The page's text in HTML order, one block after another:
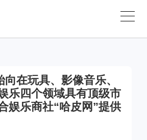
在玩具、影像音乐、
乐四个领域具有顶级市
娱乐商社“哈皮网”提供